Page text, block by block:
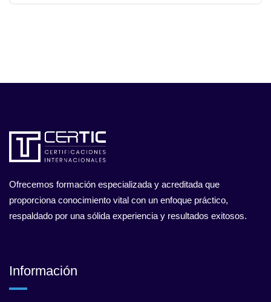
Ofrecemos formación especializada y acreditada que
proporciona conocimiento vital con un enfoque práctico,
respaldado por una sólida experiencia y resultados exitosos.
Información